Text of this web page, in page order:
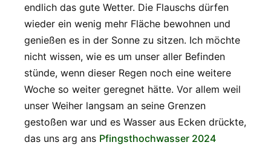
endlich das gute Wetter. Die Flauschs dürfen
wieder ein wenig mehr Fläche bewohnen und
genießen es in der Sonne zu sitzen. Ich möchte
nicht wissen, wie es um unser aller Befinden
stünde, wenn dieser Regen noch eine weitere
Woche so weiter geregnet hätte. Vor allem weil
unser Weiher langsam an seine Grenzen
gestoßen war und es Wasser aus Ecken drückte,
das uns arg ans Pfingsthochwasser 2024